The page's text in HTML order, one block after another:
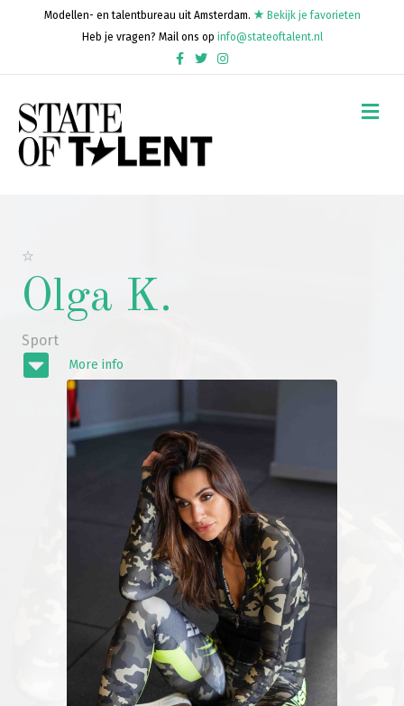
Modellen- en talentbureau uit Amsterdam.
Bekijk je favorieten
Heb je vragen? Mail ons op info@stateoftalent.nl
FacebookTwitterInstagram
Olga K.
Sport
More info